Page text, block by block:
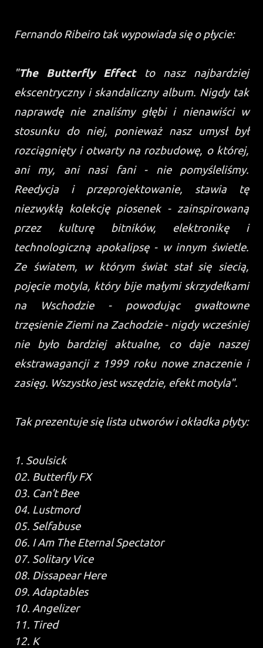
Fernando Ribeiro tak wypowiada się o płycie:
"The Butterfly Effectto nasz najbardziej
ekscentryczny i skandaliczny album. Nigdy tak
naprawdę nie znaliśmy głębi i nienawiści w
stosunku do niej, ponieważ nasz umysł był
rozciągnięty i otwarty na rozbudowę, o której,
ani my, ani nasi fani - nie pomyśleliśmy.
Reedycja i przeprojektowanie, stawia tę
niezwykłą kolekcję piosenek - zainspirowaną
przez kulturę bitników, elektronikę i
technologiczną apokalipsę - w innym świetle.
Ze światem, w którym świat stał się siecią,
pojęcie motyla, który bije małymi skrzydełkami
na Wschodzie - powodując gwałtowne
trzęsienie Ziemi na Zachodzie - nigdy wcześniej
nie było bardziej aktualne, co daje naszej
ekstrawagancji z 1999 roku nowe znaczenie i
zasięg. Wszystko jest wszędzie, efekt motyla".
Tak prezentuje się lista utworów i okładka płyty:
1. Soulsick
02. Butterfly FX
03. Can't Bee
04. Lustmord
05. Selfabuse
06. I Am The Eternal Spectator
07. Solitary Vice
08. Dissapear Here
09. Adaptables
10. Angelizer
11. Tired
12. K